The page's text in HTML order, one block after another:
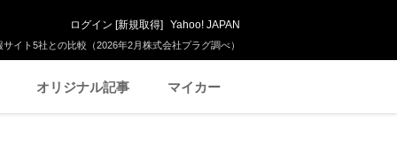
イト5社との比較（2026年2月株式会社プラグ調べ）
ログイン [新規取得] Yahoo! JAPAN
オリジナル記事 マイカー